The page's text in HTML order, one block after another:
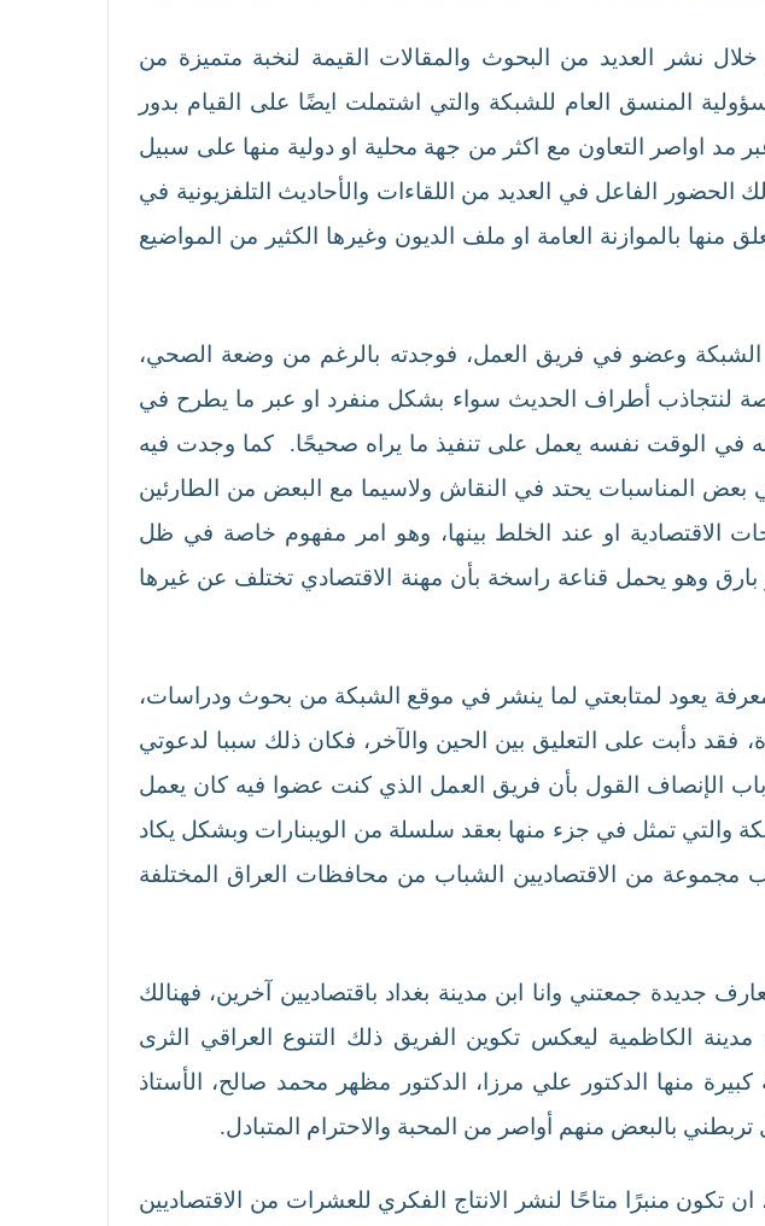
نشر العديد من البحوث والمقالات القيمة لنخبة متميزة من
المنسق العام للشبكة والتي اشتملت ايضًا على القيام بدور
مد اواصر التعاون مع اكثر من جهة محلية او دولية منها على سبيل
الحضور الفاعل في العديد من اللقاءات والأحاديث التلفزيونية في
منها بالموازنة العامة او ملف الديون وغيرها الكثير من المواضيع
وعضو في فريق العمل، فوجدته بالرغم من وضعة الصحي،
لنتجاذب أطراف الحديث سواء بشكل منفرد او عبر ما يطرح في
في الوقت نفسه يعمل على تنفيذ ما يراه صحيحًا. كما وجدت فيه
المناسبات يحتد في النقاش ولاسيما مع البعض من الطارئين
الاقتصادية او عند الخلط بينها، وهو امر مفهوم خاصة في ظل
وهو يحمل قناعة راسخة بأن مهنة الاقتصادي تختلف عن غيرها
يعود لمتابعتي لما ينشر في موقع الشبكة من بحوث ودراسات،
فقد دأبت على التعليق بين الحين والآخر، فكان ذلك سببا لدعوتي
الإنصاف القول بأن فريق العمل الذي كنت عضوا فيه كان يعمل
تمثل في جزء منها بعقد سلسلة من الويبنارات وبشكل يكاد
مجموعة من الاقتصاديين الشباب من محافظات العراق المختلفة
جمعتني وانا ابن مدينة بغداد باقتصاديين آخرين، فهنالك
مدينة الكاظمية ليعكس تكوين الفريق ذلك التنوع العراقي الثرى
منها الدكتور علي مرزا، الدكتور مظهر محمد صالح، الأستاذ
بالبعض منهم أواصر من المحبة والاحترام المتبادل.
العراقيين، وفي غضون 15 عاماً من مسيرتها، ان تكون منبرًا متاحًا لنشر الانتاج الفكري للعشرات من الاقتصاديين